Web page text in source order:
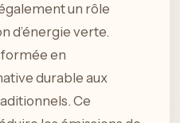
un rôle
d’énergie verte.
en
durable aux
Ce